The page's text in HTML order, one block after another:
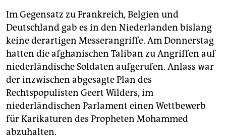
Im Gegensatz zu Frankreich, Belgien und
Deutschland gab es in den Niederlanden bislang
keine derartigen Messerangriffe. Am Donnerstag
hatten die afghanischen Taliban zu Angriffen auf
niederländische Soldaten aufgerufen. Anlass war
der inzwischen abgesagte Plan des
Rechtspopulisten Geert Wilders, im
niederländischen Parlament einen Wettbewerb
für Karikaturen des Propheten Mohammed
abzuhalten.